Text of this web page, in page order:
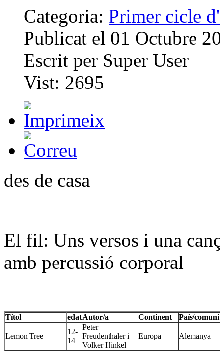
Categoria: Primer cicle
Publicat el 01 Octubre
Escrit per Super User
Vist: 2695
des de casa
El fil: Uns versos i una
amb percussió corporal
Títol edatAutor/a Continent País/
Lemon Tree
12-
14
Peter
Freudenthaler i
Volker Hinkel
Europa Alemanya